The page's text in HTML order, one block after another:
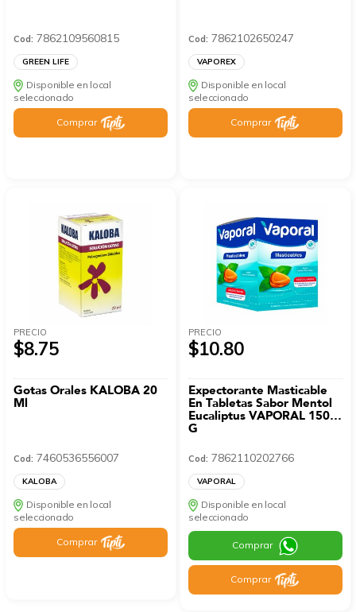
Cod: 7862109560815
GREEN LIFE
Disponible en local
seleccionado
Comprar
Cod: 7862102650247
VAPOREX
Disponible en local
seleccionado
Comprar
PRECIO
$8.75
Gotas Orales KALOBA 20
Ml
Cod: 7460536556007
KALOBA
Disponible en local
seleccionado
Comprar
PRECIO
$10.80
Expectorante Masticable
En Tabletas Sabor Mentol
Eucaliptus VAPORAL 150
G
Cod: 7862110202766
VAPORAL
Disponible en local
seleccionado
Comprar
Comprar